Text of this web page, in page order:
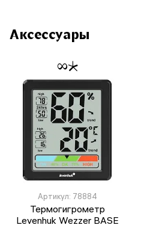
Аксессуары
Артикул: 78884
Термогигрометр
Levenhuk Wezzer BASE